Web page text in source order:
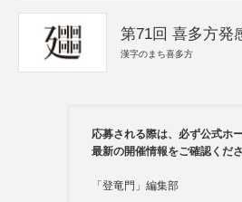
第71回 喜多方発
漢字のまち喜多方
応募される際は、必ず公式ホ
最新の開催情報をご確認くださ
「登竜門」編集部